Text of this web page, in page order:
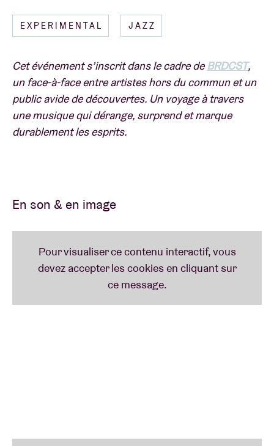
Son œuvre prolifique fait désormais partie du
patrimoine sacré :“Many artists achieve greatness
considered sacred.”À l’occasion du 100e
anniversaire de Coltrane en 2026, nous rendons
hommage à son héritage à travers une série de
spectacles de danse, de concerts, de projections et
de rencontres avec des artistes
COMBLAIN-LA-TOUR(1965, RTBF, 38 MIN)
John Coltrane ne s’est produit qu’une seule fois en
Belgique, mais pas au Bozar de Bruxelles où presque
toutes les icônes du jazz de l’époque –
Miles Davis
Thelonious Monk
– ont triomphé.
C’est dans le pittoresque village liégeois de
EXPERIMENTAL JAZZ
Cet événement s’inscrit dans le cadre de BRDCST,
un face-à-face entre artistes hors du commun et un
public avide de découvertes. Un voyage à travers
une musique qui dérange, surprend et marque
durablement les esprits.
En son & en image